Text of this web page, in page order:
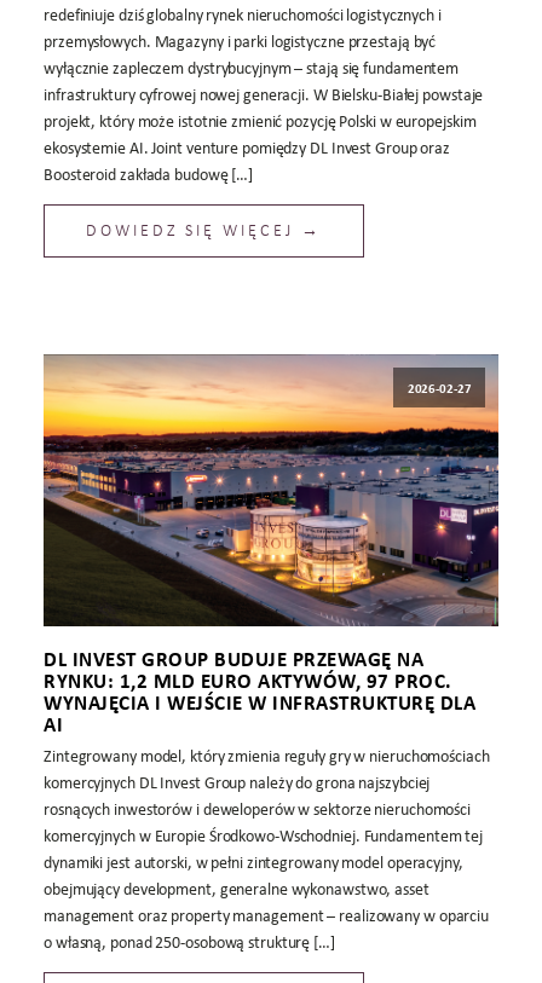
redefiniuje dziś globalny rynek nieruchomości logistycznych i
przemysłowych. Magazyny i parki logistyczne przestają być
wyłącznie zapleczem dystrybucyjnym – stają się fundamentem
infrastruktury cyfrowej nowej generacji. W Bielsku-Białej powstaje
projekt, który może istotnie zmienić pozycję Polski w europejskim
ekosystemie AI. Joint venture pomiędzy DL Invest Group oraz
Boosteroid zakłada budowę […]
DOWIEDZ SIĘ WIĘCEJ →
2026-02-27
DL INVEST GROUP BUDUJE PRZEWAGĘ NA
RYNKU: 1,2 MLD EURO AKTYWÓW, 97 PROC.
WYNAJĘCIA I WEJŚCIE W INFRASTRUKTURĘ DLA
AI
Zintegrowany model, który zmienia reguły gry w nieruchomościach
komercyjnych DL Invest Group należy do grona najszybciej
rosnących inwestorów i deweloperów w sektorze nieruchomości
komercyjnych w Europie Środkowo-Wschodniej. Fundamentem tej
dynamiki jest autorski, w pełni zintegrowany model operacyjny,
obejmujący development, generalne wykonawstwo, asset
management oraz property management – realizowany w oparciu
o własną, ponad 250-osobową strukturę […]